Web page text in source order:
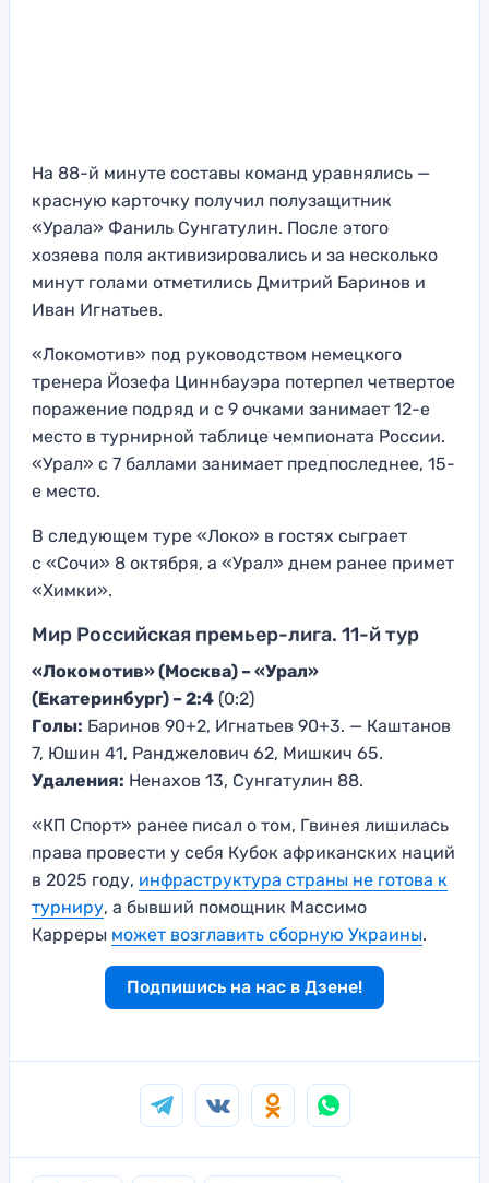
На 88-й минуте составы команд уравнялись —
красную карточку получил полузащитник
«Урала» Фаниль Сунгатулин. После этого
хозяева поля активизировались и за несколько
минут голами отметились Дмитрий Баринов и
Иван Игнатьев.
«Локомотив» под руководством немецкого
тренера Йозефа Циннбауэра потерпел четвертое
поражение подряд и с 9 очками занимает 12-е
место в турнирной таблице чемпионата России.
«Урал» с 7 баллами занимает предпоследнее, 15-
е место.
В следующем туре «Локо» в гостях сыграет
с «Сочи» 8 октября, а «Урал» днем ранее примет
«Химки».
Мир Российская премьер-лига. 11-й тур
«Локомотив» (Москва) –«Урал»
(Екатеринбург) – 2:4 (0:2)
Голы: Баринов 90+2, Игнатьев 90+3. — Каштанов
7, Юшин 41, Ранджелович 62, Мишкич 65.
Удаления: Ненахов 13, Сунгатулин 88.
«КП Спорт» ранее писал о том, Гвинея лишилась
права провести у себя Кубок африканских наций
в 2025 году, инфраструктура страны не готова к
турниру, а бывший помощник Массимо
Карреры может возглавить сборную Украины.
Подпишись на нас в Дзене!